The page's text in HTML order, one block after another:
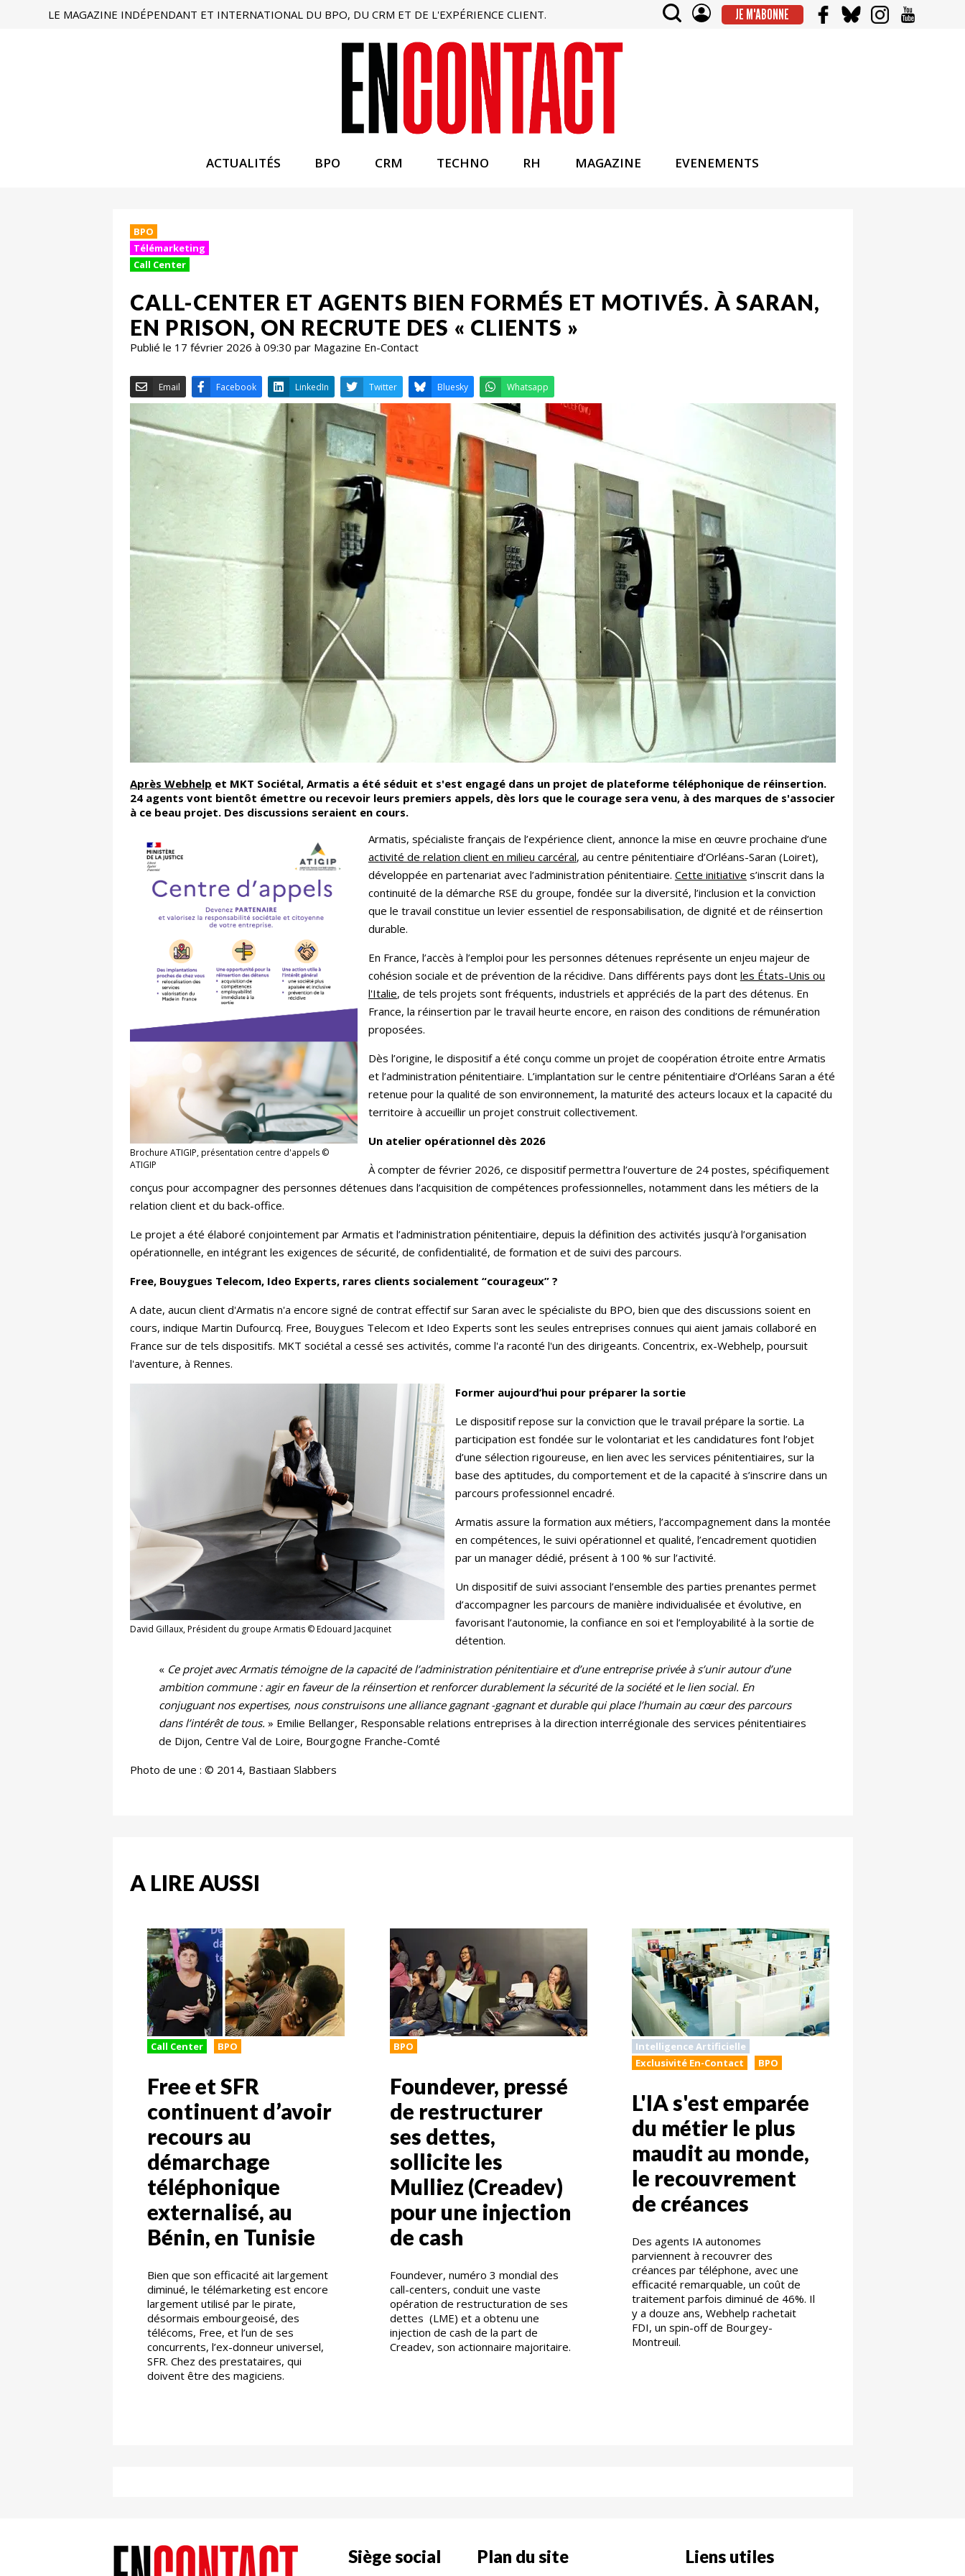
LE MAGAZINE INDÉPENDANT ET INTERNATIONAL DU BPO, DU CRM ET DE L'EXPÉRIENCE CLIENT. JE M'ABONNE
ACTUALITÉS BPO CRM TECHNO RH MAGAZINE EVENEMENTS
BPO
Télémarketing
Call Center
CALL-CENTER ET AGENTS BIEN FORMÉS ET MOTIVÉS. À SARAN,
EN PRISON, ON RECRUTE DES « CLIENTS »
Publié le 17 février 2026 à 09:30 par Magazine En-Contact
Facebook LinkedIn Twitter Bluesky Whatsapp
Après Webhelp et MKT Sociétal, Armatis a été séduit et s'est engagé dans un projet de plateforme téléphonique de réinsertion.
24 agents vont bientôt émettre ou recevoir leurs premiers appels, dès lors que le courage sera venu, à des marques de s'associer
à ce beau projet. Des discussions seraient en cours.
Brochure ATIGIP, présentation centre d'appels ©
ATIGIP
Armatis, spécialiste français de l’expérience client, annonce la mise en œuvre prochaine d’une
activité de relation client en milieu carcéral, au centre pénitentiaire d’Orléans-Saran (Loiret),
développée en partenariat avec l’administration pénitentiaire. Cette initiative s’inscrit dans la
continuité de la démarche RSE du groupe, fondée sur la diversité, l’inclusion et la conviction
que le travail constitue un levier essentiel de responsabilisation, de dignité et de réinsertion
durable.
En France, l’accès à l’emploi pour les personnes détenues représente un enjeu majeur de
cohésion sociale et de prévention de la récidive. Dans différents pays dont les États-Unis ou
l'Italie, de tels projets sont fréquents, industriels et appréciés de la part des détenus. En
France, la réinsertion par le travail heurte encore, en raison des conditions de rémunération
proposées.
Dès l’origine, le dispositif a été conçu comme un projet de coopération étroite entre Armatis
et l’administration pénitentiaire. L’implantation sur le centre pénitentiaire d’Orléans Saran a été
retenue pour la qualité de son environnement, la maturité des acteurs locaux et la capacité du
territoire à accueillir un projet construit collectivement.
Un atelier opérationnel dès 2026
À compter de février 2026, ce dispositif permettra l’ouverture de 24 postes, spécifiquement
conçus pour accompagner des personnes détenues dans l’acquisition de compétences professionnelles, notamment dans les métiers de la
relation client et du back-office.
Le projet a été élaboré conjointement par Armatis et l’administration pénitentiaire, depuis la définition des activités jusqu’à l’organisation
opérationnelle, en intégrant les exigences de sécurité, de confidentialité, de formation et de suivi des parcours.
Free, Bouygues Telecom, Ideo Experts, rares clients socialement “courageux” ?
A date, aucun client d'Armatis n'a encore signé de contrat effectif sur Saran avec le spécialiste du BPO, bien que des discussions soient en
cours, indique Martin Dufourcq. Free, Bouygues Telecom et Ideo Experts sont les seules entreprises connues qui aient jamais collaboré en
France sur de tels dispositifs. MKT sociétal a cessé ses activités, comme l'a raconté l'un des dirigeants. Concentrix, ex-Webhelp, poursuit
l'aventure, à Rennes.
David Gillaux, Président du groupe Armatis © Edouard Jacquinet
Former aujourd’hui pour préparer la sortie
Le dispositif repose sur la conviction que le travail prépare la sortie. La
participation est fondée sur le volontariat et les candidatures font l’objet
d’une sélection rigoureuse, en lien avec les services pénitentiaires, sur la
base des aptitudes, du comportement et de la capacité à s’inscrire dans un
parcours professionnel encadré.
Armatis assure la formation aux métiers, l’accompagnement dans la montée
en compétences, le suivi opérationnel et qualité, l’encadrement quotidien
par un manager dédié, présent à 100 % sur l’activité.
Un dispositif de suivi associant l’ensemble des parties prenantes permet
d’accompagner les parcours de manière individualisée et évolutive, en
favorisant l’autonomie, la confiance en soi et l’employabilité à la sortie de
détention.
« Ce projet avec Armatis témoigne de la capacité de l’administration pénitentiaire et d’une entreprise privée à s’unir autour d’une
ambition commune : agir en faveur de la réinsertion et renforcer durablement la sécurité de la société et le lien social. En
conjuguant nos expertises, nous construisons une alliance gagnant -gagnant et durable qui place l’humain au cœur des parcours
dans l’intérêt de tous. » Emilie Bellanger, Responsable relations entreprises à la direction interrégionale des services pénitentiaires
de Dijon, Centre Val de Loire, Bourgogne Franche-Comté
Photo de une : © 2014, Bastiaan Slabbers
A LIRE AUSSI
Call Center BPO
Free et SFR
continuent d’avoir
recours au
démarchage
téléphonique
externalisé, au
Bénin, en Tunisie
Bien que son efficacité ait largement
diminué, le télémarketing est encore
largement utilisé par le pirate,
désormais embourgeoisé, des
télécoms, Free, et l’un de ses
concurrents, l’ex-donneur universel,
SFR. Chez des prestataires, qui
doivent être des magiciens.
BPO
Foundever, pressé
de restructurer
ses dettes,
sollicite les
Mulliez (Creadev)
pour une injection
de cash
Foundever, numéro 3 mondial des
call-centers, conduit une vaste
opération de restructuration de ses
dettes (LME) et a obtenu une
injection de cash de la part de
Creadev, son actionnaire majoritaire.
Intelligence Artificielle
Exclusivité En-Contact
BPO
L'IA s'est emparée
du métier le plus
maudit au monde,
le recouvrement
de créances
Des agents IA autonomes
parviennent à recouvrer des
créances par téléphone, avec une
efficacité remarquable, un coût de
traitement parfois diminué de 46%. Il
y a douze ans, Webhelp rachetait
FDI, un spin-off de Bourgey-
Montreuil.
Siège social Plan du site Liens utiles